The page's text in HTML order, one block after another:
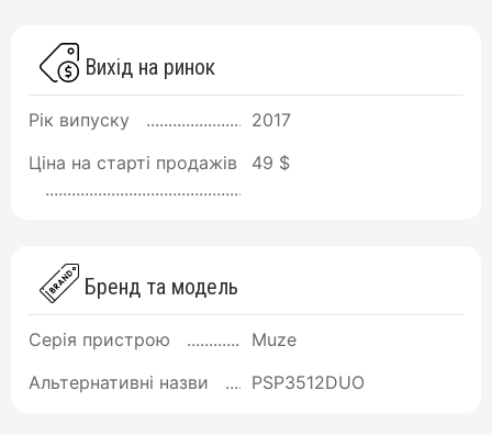
Вихід на ринок
Рік випуску
2017
Ціна на старті продажів
49 $
Бренд та модель
Серія пристрою
Muze
Альтернативні назви
PSP3512DUO